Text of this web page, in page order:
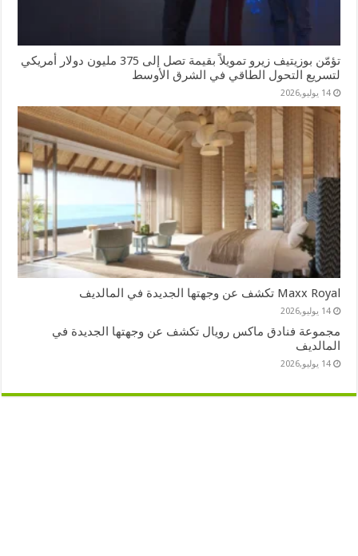
تؤمّن بوزيتيف زيرو تمويلاً بقيمة تصل إلى 375 مليون دولار أمريكي
لتسريع التحول الطاقي في الشرق الأوسط
14 يوليو,2026
Maxx Royal تكشف عن وجهتها الجديدة في المالديف
14 يوليو,2026
مجموعة فنادق ماكس رويال تكشف عن وجهتها الجديدة في
المالديف
14 يوليو,2026